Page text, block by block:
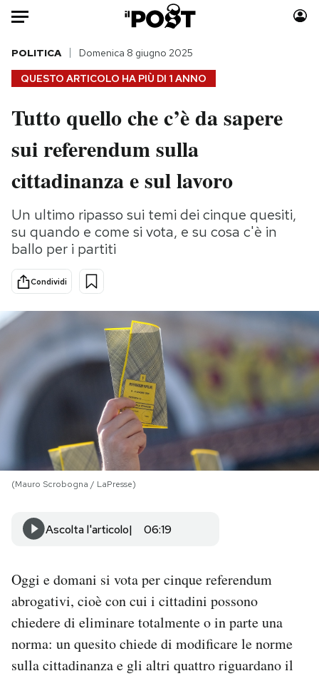
Auto
HOME
Italia
Politica
Tecnologia
Scienza
Cultura
Sport
Moda
Consumismi
Storie/Idee
Media
NEWSLETTER
I MIEI PREFERITI
SHOP
CALENDARIO
AREA PERSONALE
Newsletter
Notifiche mobile
Regala il Post
QUESTO ARTICOLO HA PIÙ DI 1 ANNO
POLITICA Domenica 8 giugno 2025
Tutto quello che c’è da sapere
sui referendum sulla
cittadinanza e sul lavoro
Un ultimo ripasso sui temi dei cinque quesiti,
su quando e come si vota, e su cosa c'è in
ballo per i partiti
Condividi
(Mauro Scrobogna / LaPresse)
Ascolta l'articolo 06:19
Oggi e domani si vota per cinque referendum
abrogativi, cioè con cui i cittadini possono
chiedere di eliminare totalmente o in parte una
norma: un quesito chiede di modificare le norme
sulla cittadinanza e gli altri quattro riguardano il